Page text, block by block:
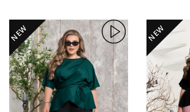
NEW NEW